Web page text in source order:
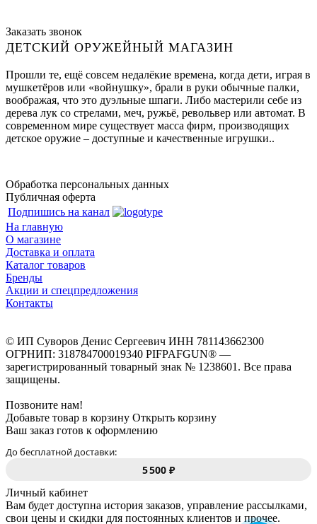
Заказать звонок
ДЕТСКИЙ ОРУЖЕЙНЫЙ МАГАЗИН
Прошли те, ещё совсем недалёкие времена, когда дети, играя в
мушкетёров или «войнушку», брали в руки обычные палки,
воображая, что это дуэльные шпаги. Либо мастерили себе из
дерева лук со стрелами, меч, ружьё, револьвер или автомат. В
современном мире существует масса фирм, производящих
детское оружие – доступные и качественные игрушки..
Обработка персональных данных
Публичная оферта
Подпишись на канал
На главную
О магазине
Доставка и оплата
Каталог товаров
Бренды
Акции и спецпредложения
Контакты
© ИП Суворов Денис Сергеевич ИНН 781143662300
ОГРНИП: 318784700019340 PIFPAFGUN® —
зарегистрированный товарный знак № 1238601. Все права
защищены.
Позвоните нам!
Добавьте товар в корзину Открыть корзину
Ваш заказ готов к оформлению
До бесплатной доставки:
5 500 ₽
Личный кабинет
Вам будет доступна история заказов, управление рассылками,
свои цены и скидки для постоянных клиентов и прочее.